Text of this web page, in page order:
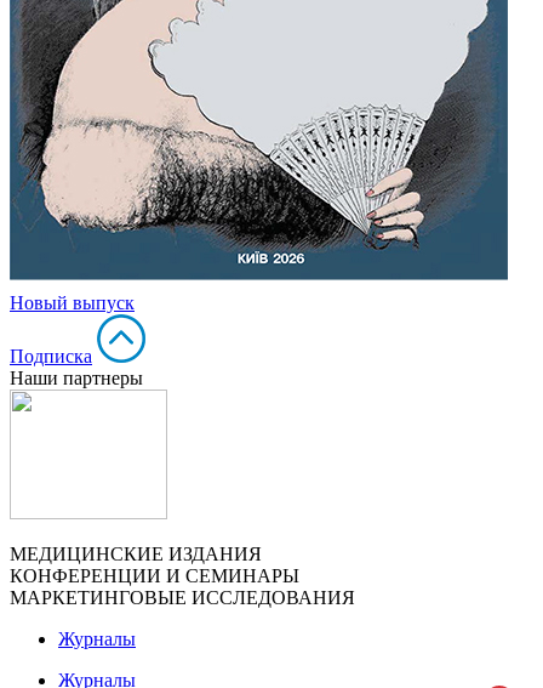
Новый выпуск
Подписка
Наши партнеры
МЕДИЦИНСКИЕ ИЗДАНИЯ
КОНФЕРЕНЦИИ И СЕМИНАРЫ
МАРКЕТИНГОВЫЕ ИССЛЕДОВАНИЯ
Журналы
Журналы